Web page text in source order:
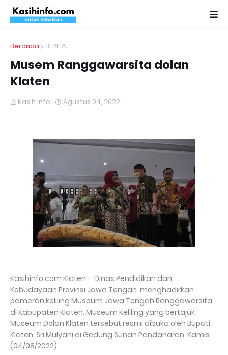
Beranda BERITA
Musem Ranggawarsita dolan
Klaten
Kasih Info Agustus 04, 2022
Kasihinfo.com Klaten - Dinas Pendidikan dan
Kebudayaan Provinsi Jawa Tengah menghadirkan
pameran keliling Museum Jawa Tengah Ranggawarsita
di Kabupaten Klaten. Museum Keliling yang bertajuk
Museum Dolan Klaten tersebut resmi dibuka oleh Bupati
Klaten, Sri Mulyani di Gedung Sunan Pandanaran, Kamis
(04/08/2022).